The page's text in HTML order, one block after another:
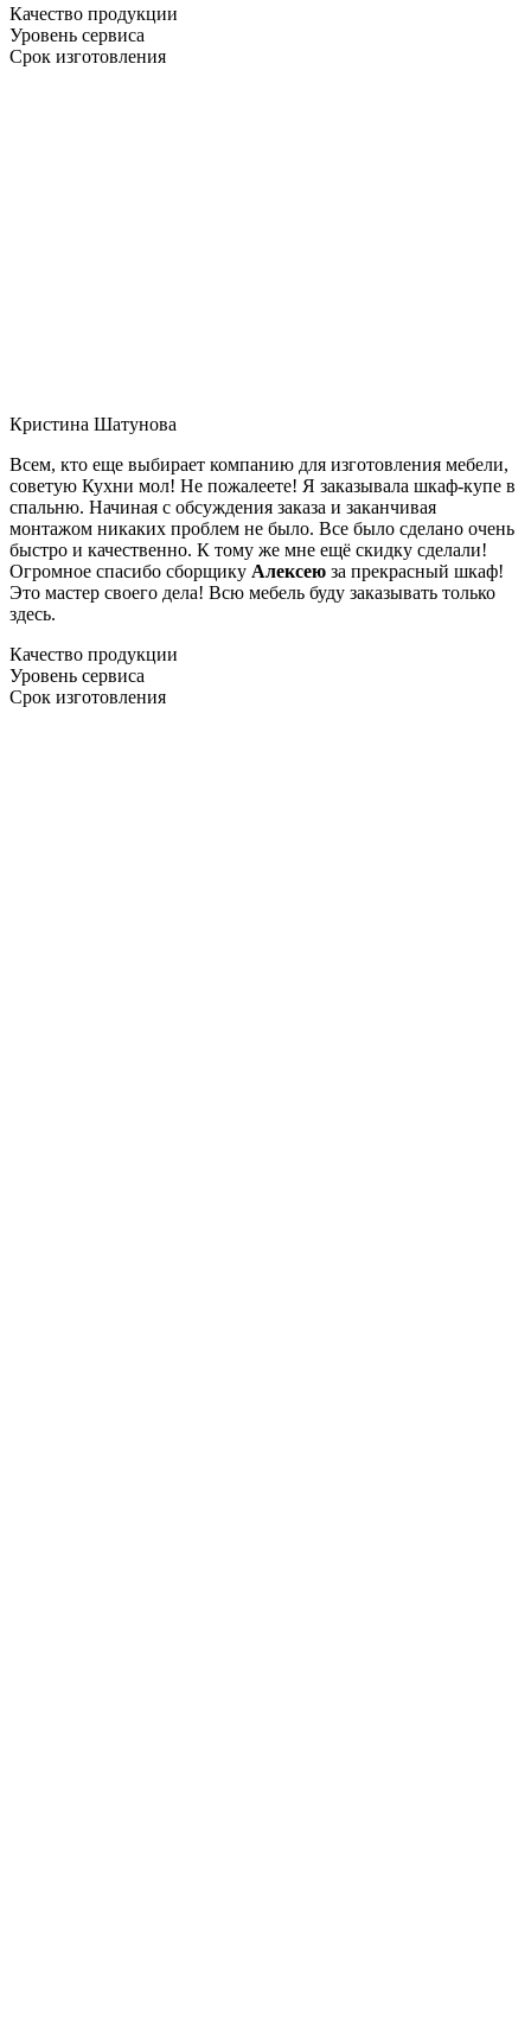
Качество продукции
Уровень сервиса
Срок изготовления
Кристина Шатунова
Всем, кто еще выбирает компанию для изготовления мебели,
советую Кухни мол! Не пожалеете! Я заказывала шкаф-купе в
спальню. Начиная с обсуждения заказа и заканчивая
монтажом никаких проблем не было. Все было сделано очень
быстро и качественно. К тому же мне ещё скидку сделали!
Огромное спасибо сборщику Алексею за прекрасный шкаф!
Это мастер своего дела! Всю мебель буду заказывать только
здесь.
Качество продукции
Уровень сервиса
Срок изготовления